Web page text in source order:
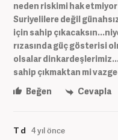
neden riskimi hak
Suriyelilere değil
için sahip
rızasında güç gösterisi
olsalar
sahip çıkmaktan mi
Beğen
Cevapla
T d 4 yıl önce